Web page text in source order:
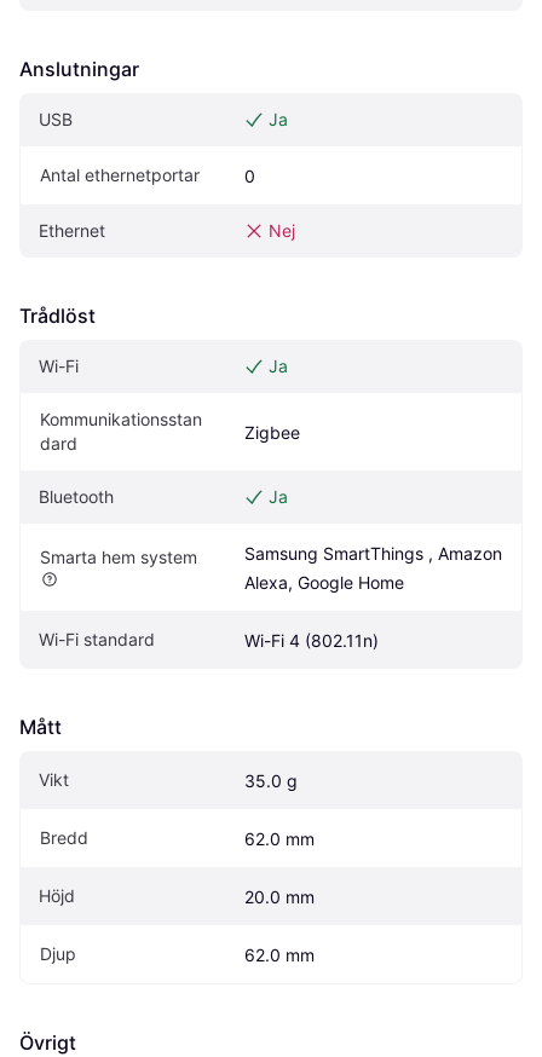
Anslutningar
USB Ja
Antal ethernetportar 0
Ethernet Nej
Trådlöst
Wi-Fi Ja
Kommunikationsstan
dard
Zigbee
Bluetooth Ja
Smarta hem system
Samsung SmartThings , Amazon
Alexa, Google Home
Wi-Fi standard Wi-Fi 4 (802.11n)
Mått
Vikt 35.0 g
Bredd 62.0 mm
Höjd 20.0 mm
Djup 62.0 mm
Övrigt